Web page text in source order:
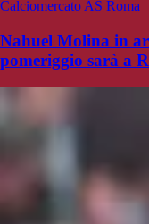
Calciomercato AS Roma
Nahuel Molina in
pomeriggio sarà a